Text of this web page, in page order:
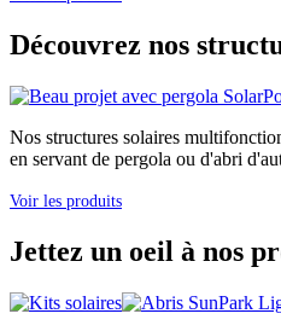
Découvrez nos
Nos structures solaires
en servant de pergola ou d'abri
Voir les produits
Jettez un oeil à nos